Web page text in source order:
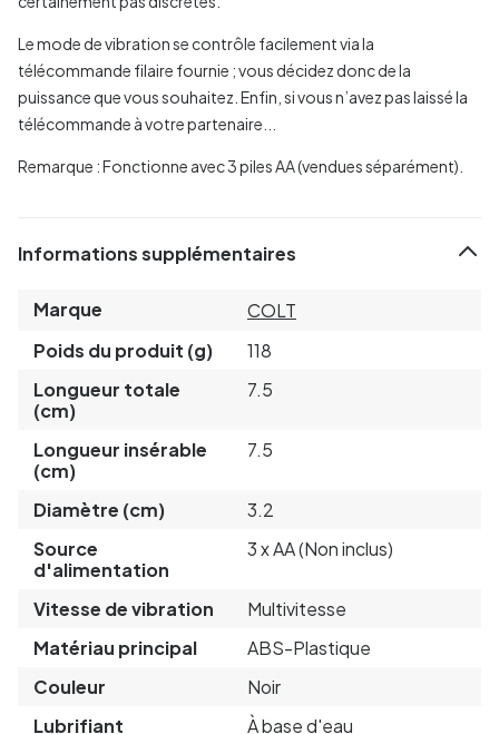
Le mode de vibration se contrôle facilement via la
télécommande filaire fournie ; vous décidez donc de la
puissance que vous souhaitez. Enfin, si vous n’avez pas laissé la
télécommande à votre partenaire...
Remarque : Fonctionne avec 3 piles AA (vendues séparément).
Informations supplémentaires
Marque
COLT
Poids du produit (g)
118
Longueur totale
(cm)
7.5
Longueur insérable
(cm)
7.5
Diamètre (cm)
3.2
Source
d'alimentation
3 x AA (Non inclus)
Vitesse de vibration
Multivitesse
Matériau principal
ABS-Plastique
Couleur
Noir
Lubrifiant
À base d'eau